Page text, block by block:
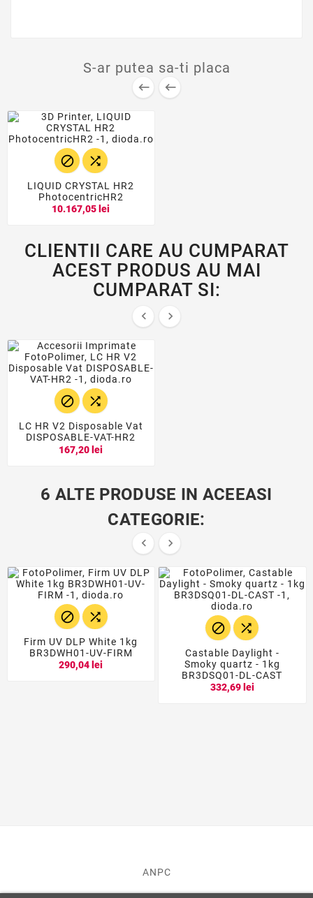
S-ar putea sa-ti placa
 
 
LIQUID CRYSTAL HR2
PhotocentricHR2
10.167,05 lei
CLIENTII CARE AU CUMPARAT
ACEST PRODUS AU MAI
CUMPARAT SI:
 
 
LC HR V2 Disposable Vat
DISPOSABLE-VAT-HR2
167,20 lei
6 ALTE PRODUSE IN ACEEASI
CATEGORIE:
 
 
Firm UV DLP White 1kg
BR3DWH01-UV-FIRM
290,04 lei
 
Castable Daylight -
Smoky quartz - 1kg
BR3DSQ01-DL-CAST
332,69 lei
ANPC